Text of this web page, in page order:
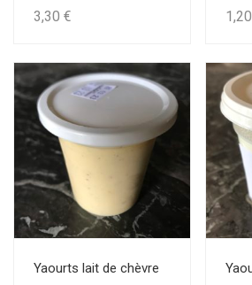
3,30 €
Yaourts lait de chèvre